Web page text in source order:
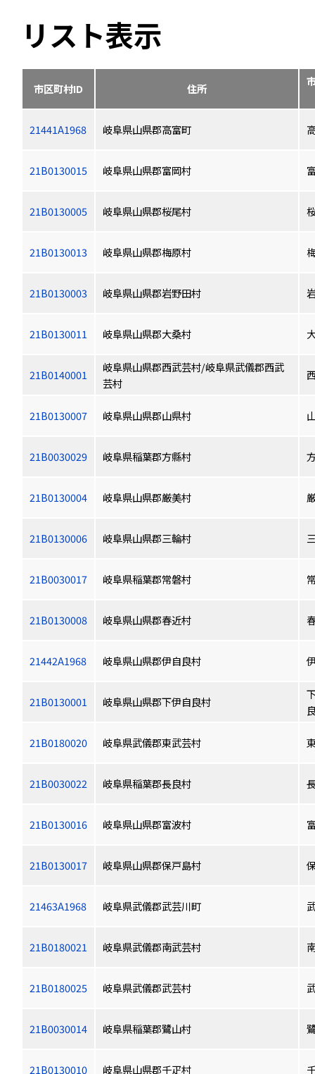
リスト表示
市区町村ID 住所
21441A1968 岐阜県山県郡高富町
21B0130015 岐阜県山県郡富岡村
21B0130005 岐阜県山県郡桜尾村
21B0130013 岐阜県山県郡梅原村
21B0130003 岐阜県山県郡岩野田村
21B0130011 岐阜県山県郡大桑村
21B0140001
岐阜県山県郡西武芸村/岐阜県武儀郡西武
芸村
21B0130007 岐阜県山県郡山県村
21B0030029 岐阜県稲葉郡方縣村
21B0130004 岐阜県山県郡厳美村
21B0130006 岐阜県山県郡三輪村
21B0030017 岐阜県稲葉郡常磐村
21B0130008 岐阜県山県郡春近村
21442A1968 岐阜県山県郡伊自良村
21B0130001 岐阜県山県郡下伊自良村
21B0180020 岐阜県武儀郡東武芸村
21B0030022 岐阜県稲葉郡長良村
21B0130016 岐阜県山県郡富波村
21B0130017 岐阜県山県郡保戸島村
21463A1968 岐阜県武儀郡武芸川町
21B0180021 岐阜県武儀郡南武芸村
21B0180025 岐阜県武儀郡武芸村
21B0030014 岐阜県稲葉郡鷺山村
21B0130010 岐阜県山県郡千疋村